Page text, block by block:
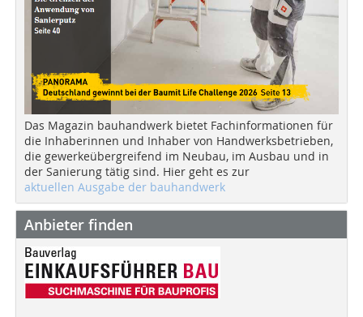
Das Magazin bauhandwerk bietet Fachinformationen für
die Inhaberinnen und Inhaber von Handwerksbetrieben,
die gewerkeübergreifend im Neubau, im Ausbau und in
der Sanierung tätig sind. Hier geht es zur
aktuellen Ausgabe der bauhandwerk
Anbieter finden